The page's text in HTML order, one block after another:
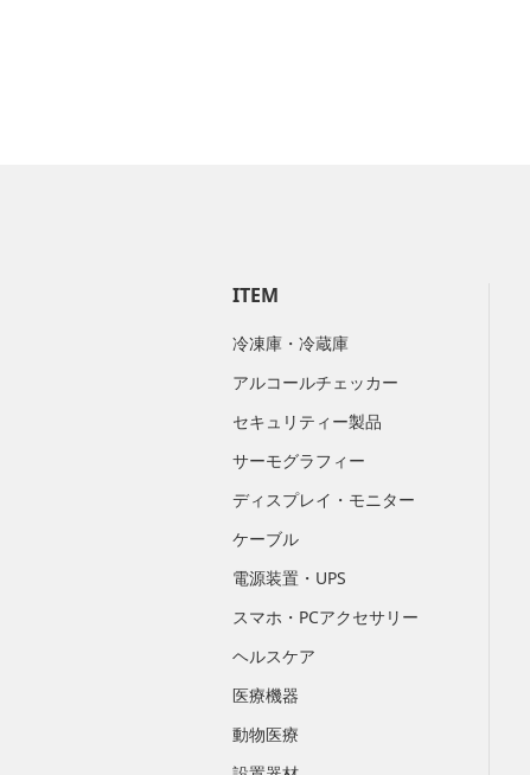
ITEM
冷凍庫・冷蔵庫
アルコールチェッカー
セキュリティー製品
サーモグラフィー
ディスプレイ・モニター
ケーブル
電源装置・UPS
スマホ・PCアクセサリー
ヘルスケア
医療機器
動物医療